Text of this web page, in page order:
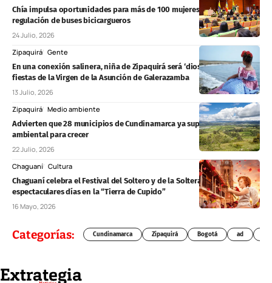
Chía impulsa oportunidades para más de 100 mujeres y promueve la
regulación de buses bicicargueros
24 Julio, 2026
Zipaquirá Gente
En una conexión salinera, niña de Zipaquirá será ‘diosa infantil’ en las
fiestas de la Virgen de la Asunción de Galerazamba
13 Julio, 2026
Zipaquirá Medio ambiente
Advierten que 28 municipios de Cundinamarca ya superaron su límite
ambiental para crecer
22 Julio, 2026
Chaguaní Cultura
Chaguaní celebra el Festival del Soltero y de la Soltera: tres
espectaculares días en la “Tierra de Cupido”
16 Mayo, 2026
Categorías: Cundinamarca Zipaquirá Bogotá ad